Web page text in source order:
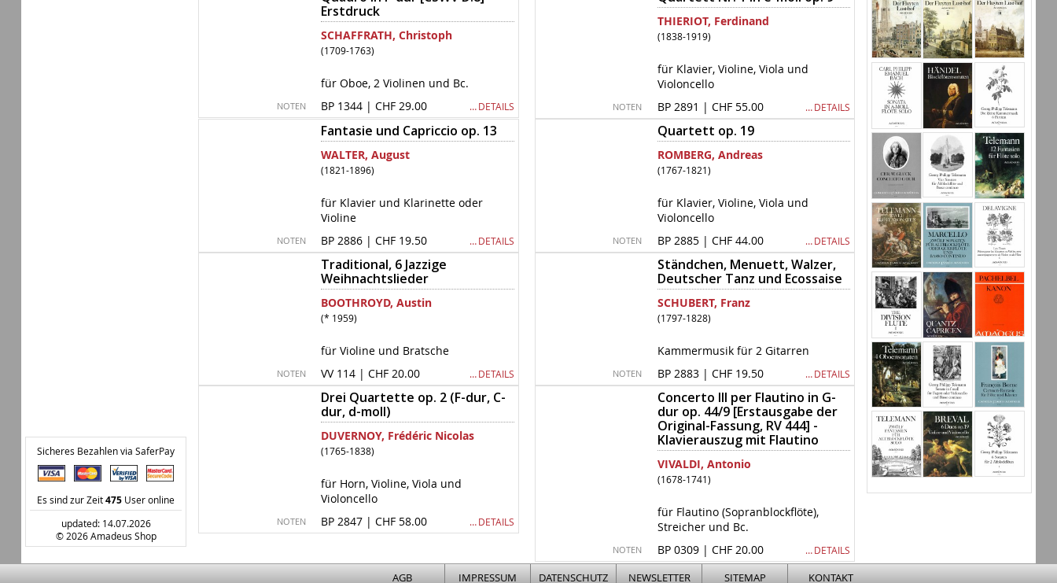
Sicheres Bezahlen via SaferPay
Es sind zur Zeit475 User online
updated: 14.07.2026
© 2026 Amadeus Shop
Erstdruck
SCHAFFRATH, Christoph
(1709-1763)
für Oboe, 2 Violinen und Bc.
NOTEN BP 1344 | CHF 29.00 … DETAILS
THIERIOT, Ferdinand
(1838-1919)
für Klavier, Violine, Viola und
Violoncello
NOTEN BP 2891 | CHF 55.00 … DETAILS
Fantasie und Capriccio op. 13
WALTER, August
(1821-1896)
für Klavier und Klarinette oder
Violine
NOTEN BP 2886 | CHF 19.50 … DETAILS
Quartett op. 19
ROMBERG, Andreas
(1767-1821)
für Klavier, Violine, Viola und
Violoncello
NOTEN BP 2885 | CHF 44.00 … DETAILS
Traditional, 6 Jazzige
Weihnachtslieder
BOOTHROYD, Austin
(* 1959)
für Violine und Bratsche
NOTEN VV 114 | CHF 20.00 … DETAILS
Ständchen, Menuett, Walzer,
Deutscher Tanz und Ecossaise
SCHUBERT, Franz
(1797-1828)
Kammermusik für 2 Gitarren
NOTEN BP 2883 | CHF 19.50 … DETAILS
Drei Quartette op. 2 (F-dur, C-
dur, d-moll)
DUVERNOY, Frédéric Nicolas
(1765-1838)
für Horn, Violine, Viola und
Violoncello
NOTEN BP 2847 | CHF 58.00 … DETAILS
Concerto III per Flautino in G-
dur op. 44/9 [Erstausgabe der
Original-Fassung, RV 444] -
Klavierauszug mit Flautino
VIVALDI, Antonio
(1678-1741)
für Flautino (Sopranblockflöte),
Streicher und Bc.
NOTEN BP 0309 | CHF 20.00 … DETAILS
AGB IMPRESSUM DATENSCHUTZ NEWSLETTER SITEMAP KONTAKT